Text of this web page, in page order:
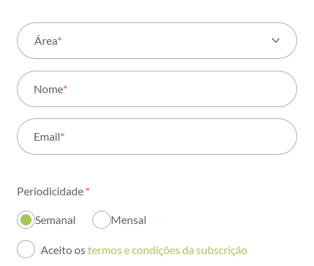
Área*
Atividade
Institucional
Inovação
Investidores
Publicações
Nome*
Email*
Periodicidade *
Semanal Mensal
Aceito ostermos e condições da subscrição